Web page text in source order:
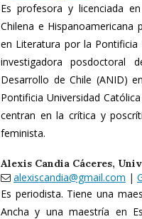
Es profesora y licenciada
Chilena e Hispanoamericana
en Literatura por la Pontificia
investigadora posdoctoral
Desarrollo de Chile (ANID)
Pontificia Universidad
centran en la crítica y
feminista.
Alexis Candia Cáceres,
alexiscandia@gmail.com |
Es periodista. Tiene una
Ancha y una maestría en